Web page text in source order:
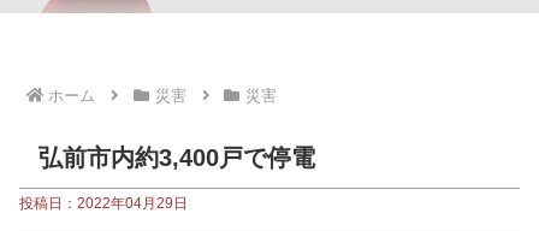
ホーム 災害 災害
弘前市内約3,400戸で停電
投稿日：2022年04月29日